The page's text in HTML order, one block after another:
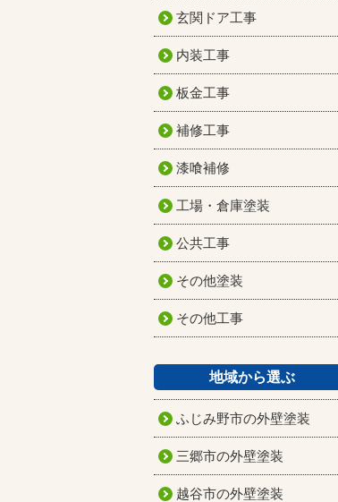
玄関ドア工事
内装工事
板金工事
補修工事
漆喰補修
工場・倉庫塗装
公共工事
その他塗装
その他工事
地域から選ぶ
ふじみ野市の外壁塗装
三郷市の外壁塗装
越谷市の外壁塗装